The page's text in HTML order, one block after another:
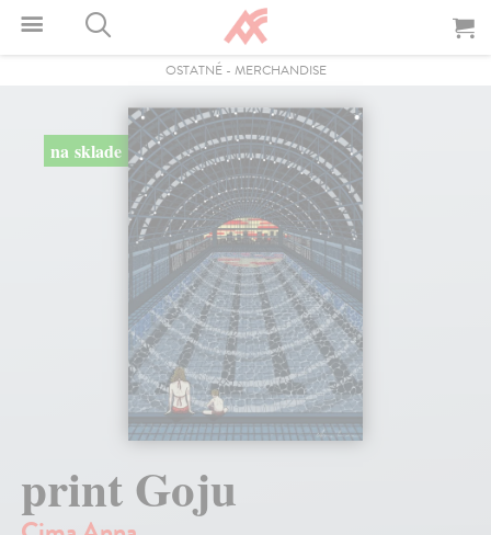
OSTATNÉ- MERCHANDISE
na sklade
print Goju